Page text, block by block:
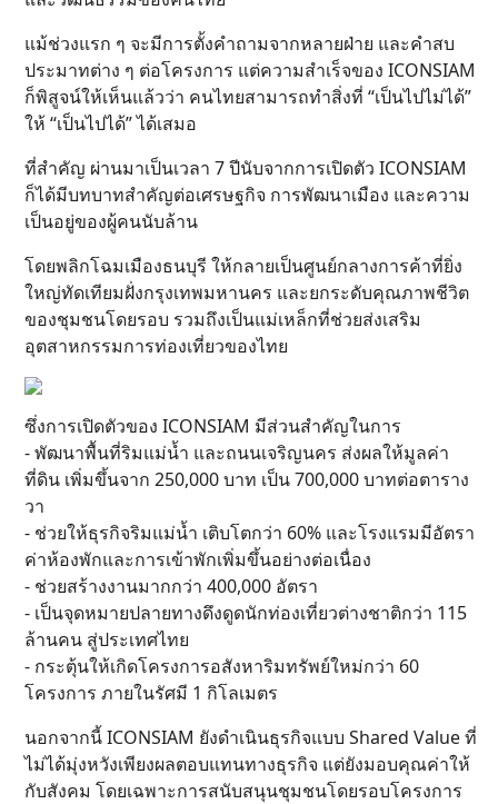
แม้ช่วงแรก ๆ จะมีการตั้งคำถามจากหลายฝ่าย และคําสบ
ประมาทต่าง ๆ ต่อโครงการ แต่ความสำเร็จของ ICONSIAM
ก็พิสูจน์ให้เห็นแล้วว่า คนไทยสามารถทำสิ่งที่ “เป็นไปไม่ได้”
ให้ “เป็นไปได้” ได้เสมอ
ที่สำคัญ ผ่านมาเป็นเวลา 7 ปีนับจากการเปิดตัว ICONSIAM
ก็ได้มีบทบาทสำคัญต่อเศรษฐกิจ การพัฒนาเมือง และความ
เป็นอยู่ของผู้คนนับล้าน
โดยพลิกโฉมเมืองธนบุรี ให้กลายเป็นศูนย์กลางการค้าที่ยิ่ง
ใหญ่ทัดเทียมฝั่งกรุงเทพมหานคร และยกระดับคุณภาพชีวิต
ของชุมชนโดยรอบ รวมถึงเป็นแม่เหล็กที่ช่วยส่งเสริม
อุตสาหกรรมการท่องเที่ยวของไทย
ซึ่งการเปิดตัวของ ICONSIAM มีส่วนสำคัญในการ
- พัฒนาพื้นที่ริมแม่น้ำ และถนนเจริญนคร ส่งผลให้มูลค่า
ที่ดิน เพิ่มขึ้นจาก 250,000 บาท เป็น 700,000 บาทต่อตาราง
วา
- ช่วยให้ธุรกิจริมแม่น้ำ เติบโตกว่า 60% และโรงแรมมีอัตรา
ค่าห้องพักและการเข้าพักเพิ่มขึ้นอย่างต่อเนื่อง
- ช่วยสร้างงานมากกว่า 400,000 อัตรา
- เป็นจุดหมายปลายทางดึงดูดนักท่องเที่ยวต่างชาติกว่า 115
ล้านคน สู่ประเทศไทย
- กระตุ้นให้เกิดโครงการอสังหาริมทรัพย์ใหม่กว่า 60
โครงการ ภายในรัศมี 1 กิโลเมตร
นอกจากนี้ ICONSIAM ยังดำเนินธุรกิจแบบ Shared Value ที่
ไม่ได้มุ่งหวังเพียงผลตอบแทนทางธุรกิจ แต่ยังมอบคุณค่าให้
กับสังคม โดยเฉพาะการสนับสนุนชุมชนโดยรอบโครงการ